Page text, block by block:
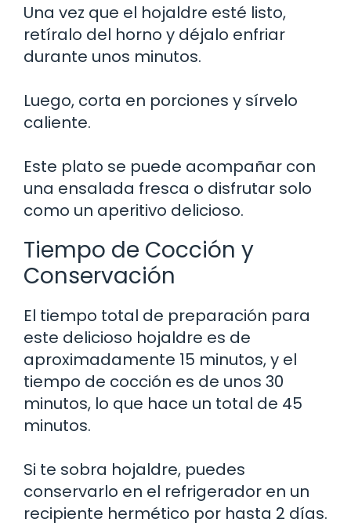
Una vez que el hojaldre esté listo,
retíralo del horno y déjalo enfriar
durante unos minutos.
Luego, corta en porciones y sírvelo
caliente.
Este plato se puede acompañar con
una ensalada fresca o disfrutar solo
como un aperitivo delicioso.
Tiempo de Cocción y
Conservación
El tiempo total de preparación para
este delicioso hojaldre es de
aproximadamente 15 minutos, y el
tiempo de cocción es de unos 30
minutos, lo que hace un total de 45
minutos.
Si te sobra hojaldre, puedes
conservarlo en el refrigerador en un
recipiente hermético por hasta 2 días.